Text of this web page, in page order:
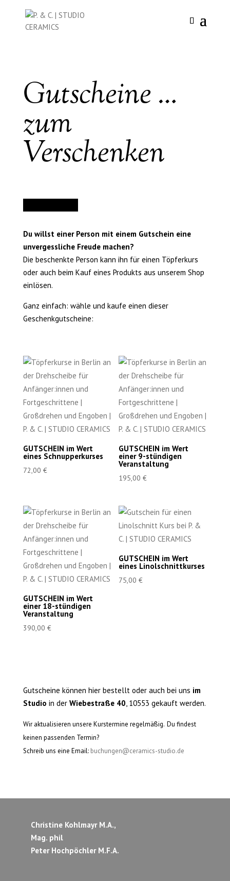
Gutscheine …
zum
Verschenken
Du willst einer Person mit einem Gutschein eine
unvergessliche Freude machen?
Die beschenkte Person kann ihn für einen Töpferkurs
oder auch beim Kauf eines Produkts aus unserem Shop
einlösen.
Ganz einfach: wähle und kaufe einen dieser
Geschenkgutscheine:
GUTSCHEIN im Wert
eines Schnupperkurses
72,00 €
GUTSCHEIN im Wert
einer 9-stündigen
Veranstaltung
195,00€
GUTSCHEIN im Wert
einer 18-stündigen
Veranstaltung
390,00 €
GUTSCHEIN im Wert
eines Linolschnittkurses
75,00€
Gutscheine können hier bestellt oder auch bei uns im
Studio in der Wiebestraße 40, 10553 gekauft werden.
Wir aktualisieren unsere Kurstermine regelmäßig. Du findest
keinen passenden Termin?
Schreib uns eine Email: buchungen@ceramics-studio.de
Christine Kohlmayr M.A.,
Mag. phil
Peter Hochpöchler M.F.A.